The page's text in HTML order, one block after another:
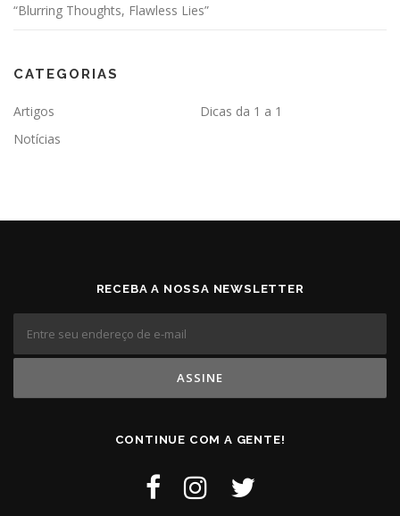
“Blurring Thoughts, Flawless Lies”
CATEGORIAS
Artigos
Dicas da 1 a 1
Notícias
RECEBA A NOSSA NEWSLETTER
CONTINUE COM A GENTE!